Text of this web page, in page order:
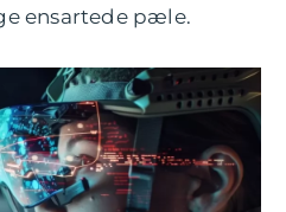
ensartede pæle.